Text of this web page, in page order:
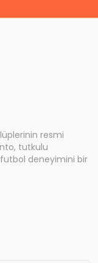
resmi
tutkulu
deneyimini bir